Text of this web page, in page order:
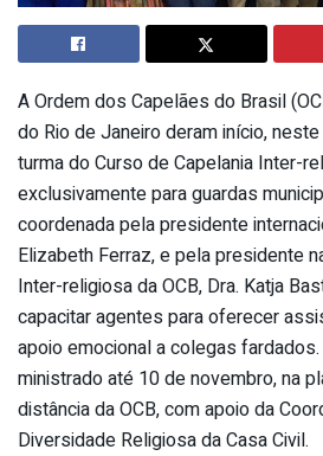
A Ordem dos Capelães do Brasil
do Rio de Janeiro deram início,
turma do Curso de Capelania Inter-
exclusivamente para guardas
coordenada pela presidente
Elizabeth Ferraz, e pela presidente
Inter-religiosa da OCB, Dra. Katja
capacitar agentes para oferecer
apoio emocional a colegas
ministrado até 10 de novembro, na
distância da OCB, com apoio da
Diversidade Religiosa da Casa Civil.